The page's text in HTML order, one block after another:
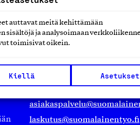
auttavat meitä kehittämään
sisältöjä ja analysoimaan
toimisivat oikein.
Kiellä Asetukset
Suomalainen työ ry
00130 Helsinki
Finland
laskutus@suomalainentyo.fi